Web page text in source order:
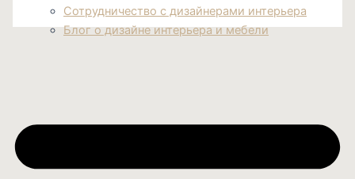
Сотрудничество с дизайнерами интерьера
Блог о дизайне интерьера и мебели